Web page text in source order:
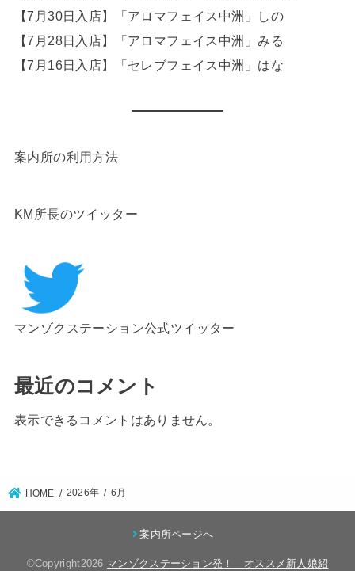
【7月30日入店】「アロマフェイス中洲」しの
【7月28日入店】「アロマフェイス中洲」みる
【7月16日入店】「セレブフェイス中洲」はな
案内所の利用方法
KM所長のツイッター
マンゾクステーション公式ツイッター
最近のコメント
表示できるコメントはありません。
HOME 2026年 6月
案内所ページへ
©Copyright2026 マンゾクステーション発！ オススメ新人娘紹